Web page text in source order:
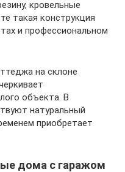
кровельные
такая конструкция
и профессиональном
на склоне
объекта. В
натуральный
приобретает
дома с гаражом